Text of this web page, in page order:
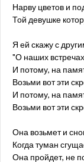
Нарву цветов и
Той девушке
Я ей скажу с
"О наших
И потому, на
Возьми вот эти
И потому, на
Возьми вот эти
Она возьмет и
Когда туман
Она пройдет, не